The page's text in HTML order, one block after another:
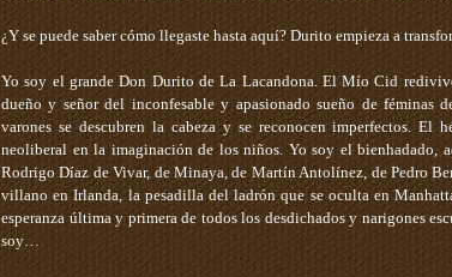
¿Y se puede saber cómo llegaste hasta aquí? ­Durito empieza a
Yo soy el grande Don Durito de La Lacandona. El Mío Cid
dueño y señor del inconfesable y apasionado sueño de féminas
varones se descubren la cabeza y se reconocen imperfectos. El
neoliberal en la imaginación de los niños. Yo soy el bienhadado,
Rodrigo Díaz de Vivar, de Minaya, de Martín Antolínez, de Pedro
villano en Irlanda, la pesadilla del ladrón que se oculta en
esperanza última y primera de todos los desdichados y narigones
soy…